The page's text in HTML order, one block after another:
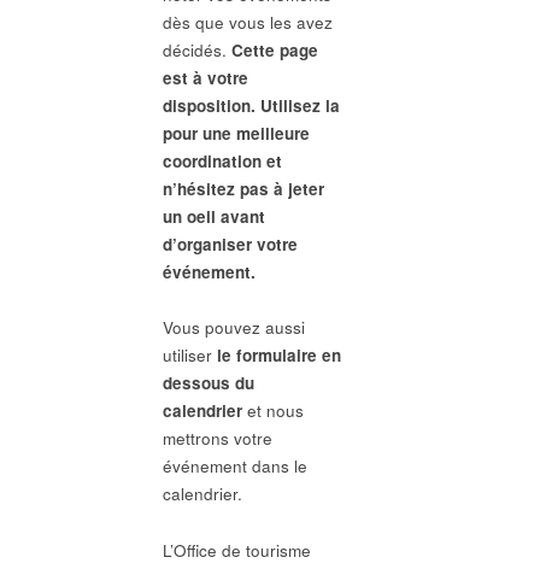
dès que vous les avez
décidés. Cette page
est à votre
disposition. Utilisez la
pour une meilleure
coordination et
n’hésitez pas à jeter
un oeil avant
d’organiser votre
événement.
Vous pouvez aussi
utiliserle formulaire en
dessous du
calendrieret nous
mettrons votre
événement dans le
calendrier.
L’Office de tourisme